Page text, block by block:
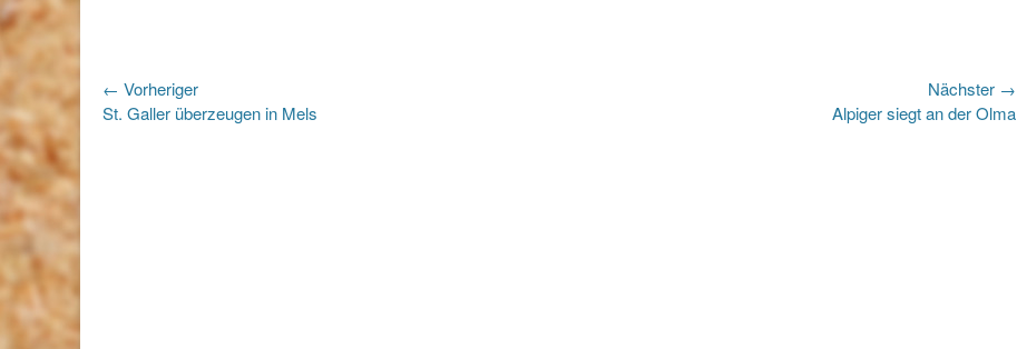
Beitragsnavigation
← Vorheriger
Vorheriger
St. Galler überzeugen in Mels
Nächster →
Alpiger siegt an der Olma